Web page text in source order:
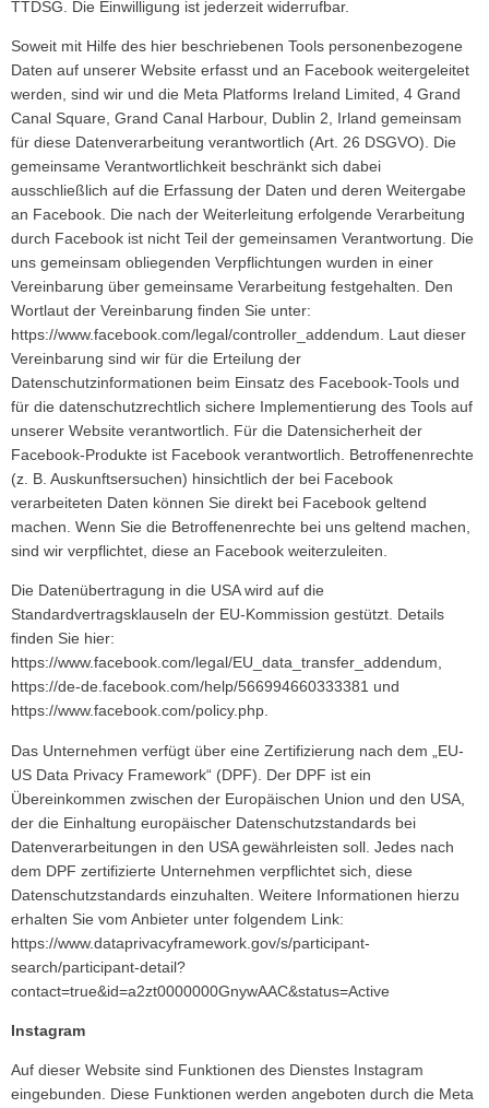
TTDSG. Die Einwilligung ist jederzeit widerrufbar.
Soweit mit Hilfe des hier beschriebenen Tools personenbezogene
Daten auf unserer Website erfasst und an Facebook weitergeleitet
werden, sind wir und die Meta Platforms Ireland Limited, 4 Grand
Canal Square, Grand Canal Harbour, Dublin 2, Irland gemeinsam
für diese Datenverarbeitung verantwortlich (Art. 26 DSGVO). Die
gemeinsame Verantwortlichkeit beschränkt sich dabei
ausschließlich auf die Erfassung der Daten und deren Weitergabe
an Facebook. Die nach der Weiterleitung erfolgende Verarbeitung
durch Facebook ist nicht Teil der gemeinsamen Verantwortung. Die
uns gemeinsam obliegenden Verpflichtungen wurden in einer
Vereinbarung über gemeinsame Verarbeitung festgehalten. Den
Wortlaut der Vereinbarung finden Sie unter:
https://www.facebook.com/legal/controller_addendum . Laut dieser
Vereinbarung sind wir für die Erteilung der
Datenschutzinformationen beim Einsatz des Facebook-Tools und
für die datenschutzrechtlich sichere Implementierung des Tools auf
unserer Website verantwortlich. Für die Datensicherheit der
Facebook-Produkte ist Facebook verantwortlich. Betroffenenrechte
(z. B. Auskunftsersuchen) hinsichtlich der bei Facebook
verarbeiteten Daten können Sie direkt bei Facebook geltend
machen. Wenn Sie die Betroffenenrechte bei uns geltend machen,
sind wir verpflichtet, diese an Facebook weiterzuleiten.
Die Datenübertragung in die USA wird auf die
Standardvertragsklauseln der EU-Kommission gestützt. Details
finden Sie hier:
https://www.facebook.com/legal/EU_data_transfer_addendum,
https://de-de.facebook.com/help/566994660333381 und
https://www.facebook.com/policy.php.
Das Unternehmen verfügt über eine Zertifizierung nach dem „EU-
US Data Privacy Framework“ (DPF). Der DPF ist ein
Übereinkommen zwischen der Europäischen Union und den USA,
der die Einhaltung europäischer Datenschutzstandards bei
Datenverarbeitungen in den USA gewährleisten soll. Jedes nach
dem DPF zertifizierte Unternehmen verpflichtet sich, diese
Datenschutzstandards einzuhalten. Weitere Informationen hierzu
erhalten Sie vom Anbieter unter folgendem Link:
https://www.dataprivacyframework.gov/s/participant-
search/participant-detail?
contact=true&id=a2zt0000000GnywAAC&status=Active
Instagram
Auf dieser Website sind Funktionen des Dienstes Instagram
eingebunden. Diese Funktionen werden angeboten durch die Meta